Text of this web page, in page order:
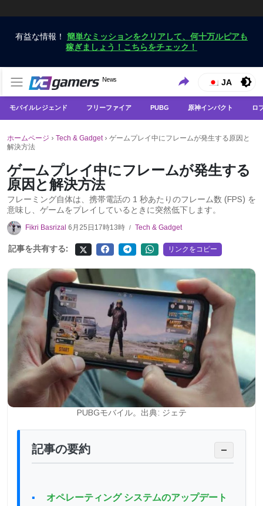
有益な情報！ 簡単なミッションをクリアして、何十万ルピアも
稼ぎましょう！こちらをチェック！
VCGamers ニュース
News
VCGamersだけで最新のゲームニュースを入手
JA
モバイルレジェンド フリーファイア PUBG 原神インパクト ロ
ホームページ › Tech & Gadget› ゲームプレイ中にフレームが発生する原因と
解決方法
ゲームプレイ中にフレームが発生する
原因と解決方法
フレーミング自体は、携帯電話の 1 秒あたりのフレーム数 (FPS) を
意味し、ゲームをプレイしているときに突然低下します。
Fikri Basrizal 6月25日17時13時 / Tech & Gadget
記事を共有する: リンクをコピー
PUBGモバイル。出典: ジェテ
記事の要約 −
オペレーティング システムのアップデート